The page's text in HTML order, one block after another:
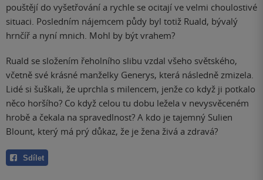
pouštějí do vyšetřování a rychle se ocitají ve velmi choulostivé
situaci. Posledním nájemcem půdy byl totiž Ruald, bývalý
hrnčíř a nyní mnich. Mohl by být vrahem?
Ruald se složením řeholního slibu vzdal všeho světského,
včetně své krásné manželky Generys, která následně zmizela.
Lidé si šuškali, že uprchla s milencem, jenže co když ji potkalo
něco horšího? Co když celou tu dobu ležela v nevysvěceném
hrobě a čekala na spravedlnost? A kdo je tajemný Sulien
Blount, který má prý důkaz, že je žena živá a zdravá?
Sdílet